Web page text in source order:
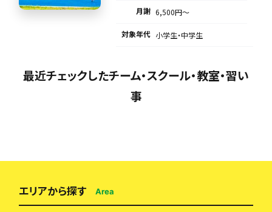
月謝 6,500円〜
対象年代 小学生・中学生
最近チェックしたチーム・スクール・教室・習い
事
エリアから探す Area